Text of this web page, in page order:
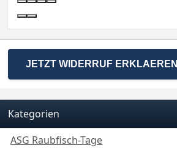
JETZT WIDERRUF ERKLAEREN
Kategorien
ASG Raubfisch-Tage